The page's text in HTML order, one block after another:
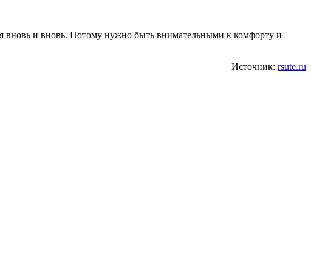
вновь и вновь. Потому нужно быть внимательными к комфорту и
Источник: rsute.ru